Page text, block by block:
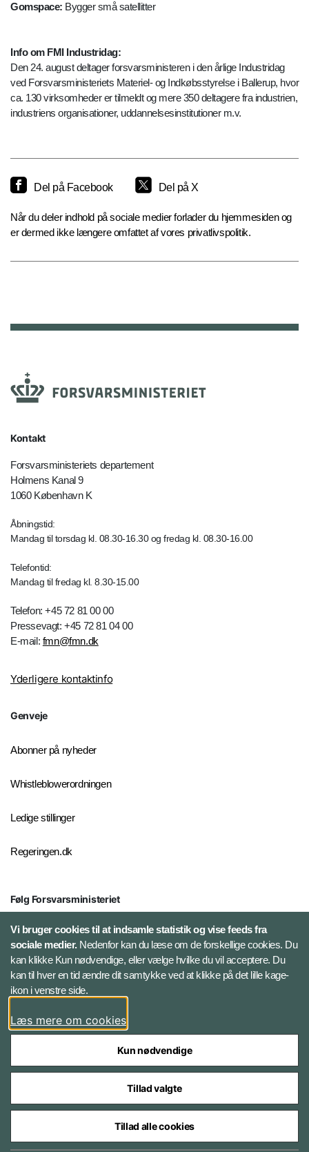
Gomspace: Bygger små satellitter
Info om FMI Industridag:
Den 24. august deltager forsvarsministeren i den årlige Industridag
ved Forsvarsministeriets Materiel- og Indkøbsstyrelse i Ballerup, hvor
ca. 130 virksomheder er tilmeldt og mere 350 deltagere fra industrien,
industriens organisationer, uddannelsesinstitutioner m.v.
Del på Facebook Del på X
Når du deler indhold på sociale medier forlader du hjemmesiden og
er dermed ikke længere omfattet af vores privatlivspolitik.
Kontakt
Forsvarsministeriets departement
Holmens Kanal 9
1060 København K
Åbningstid:
Mandag til torsdag kl. 08.30-16.30 og fredag kl. 08.30-16.00
Telefontid:
Mandag til fredag kl. 8.30-15.00
Telefon: +45 72 81 00 00
Pressevagt: +45 72 81 04 00
E-mail: fmn@fmn.dk
Yderligere kontaktinfo
Genveje
Abonner på nyheder
Whistleblowerordningen
Ledige stillinger
Regeringen.dk
Følg Forsvarsministeriet
X
LinkedIn
Instagram
Styrelser og myndigheder under Forsvarsministeriet
Vi bruger cookies til at indsamle statistik og vise feeds fra
sociale medier.Nedenfor kan du læse om de forskellige cookies. Du
kan klikke Kun nødvendige, eller vælge hvilke du vil acceptere. Du
kan til hver en tid ændre dit samtykke ved at klikke på det lille kage-
ikon i venstre side.
Læs mere om cookies
Kun nødvendige
Tillad valgte
Tillad alle cookies